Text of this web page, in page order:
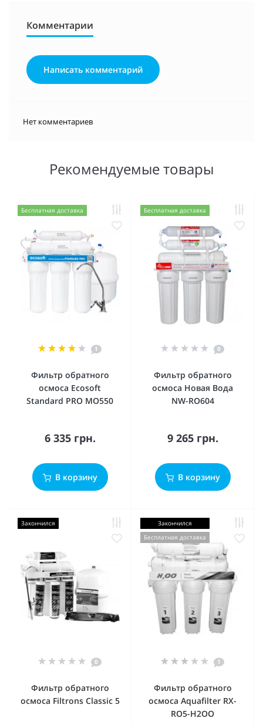
Комментарии
Написать комментарий
Нет комментариев
Рекомендуемые товары
Бесплатная доставка
1
Фильтр обратного
осмоса Ecosoft
Standard PRO MO550
6 335 грн.
В корзину
Бесплатная доставка
0
Фильтр обратного
осмоса Новая Вода
NW-RO604
9 265 грн.
В корзину
Закончился
0
Фильтр обратного
осмоса Filtrons Classic 5
Закончился
Бесплатная доставка
1
Фильтр обратного
осмоса Aquafilter RX-
RO5-H2OO